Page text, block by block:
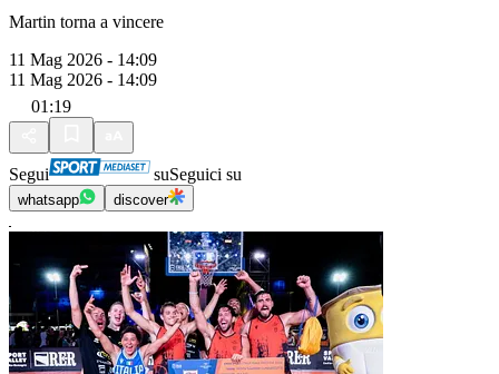
Martin torna a vincere
11 Mag 2026 - 14:09
11 Mag 2026 - 14:09
01:19
Segui suSeguici su
whatsapp discover